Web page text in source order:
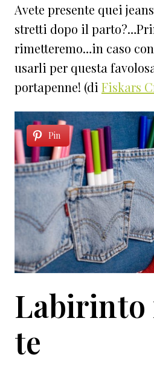
Avete presente quei
stretti dopo il
rimetteremo…in caso
usarli per questa
portapenne! (di Fiskars
Pin
Labirinto
te